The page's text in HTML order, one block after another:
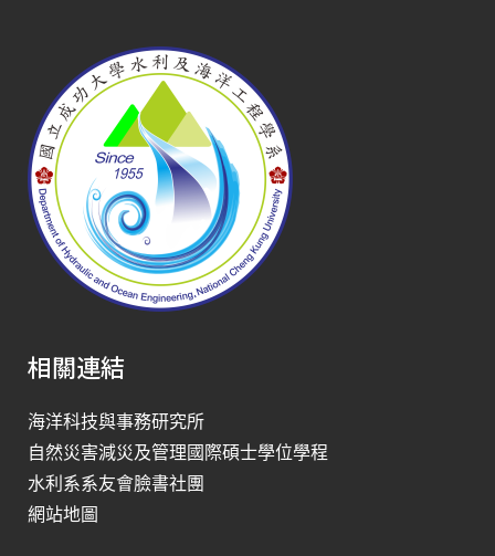
相關連結
海洋科技與事務研究所
自然災害減災及管理國際碩士學位學程
水利系系友會臉書社團
網站地圖